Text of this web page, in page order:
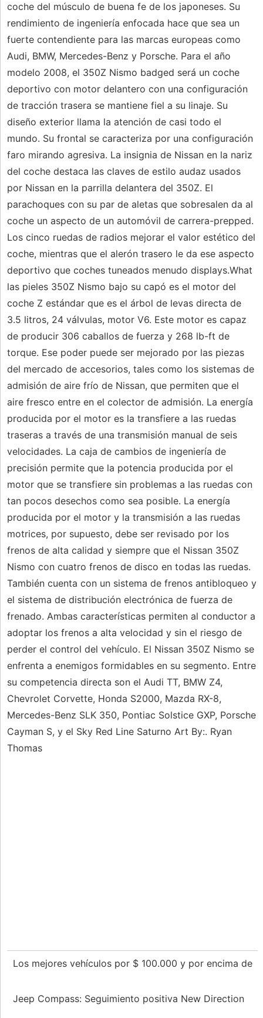
coche del músculo de buena fe de los japoneses. Su
rendimiento de ingeniería enfocada hace que sea un
fuerte contendiente para las marcas europeas como
Audi, BMW, Mercedes-Benz y Porsche. Para el año
modelo 2008, el 350Z Nismo badged será un coche
deportivo con motor delantero con una configuración
de tracción trasera se mantiene fiel a su linaje. Su
diseño exterior llama la atención de casi todo el
mundo. Su frontal se caracteriza por una configuración
faro mirando agresiva. La insignia de Nissan en la nariz
del coche destaca las claves de estilo audaz usados ​​
por Nissan en la parrilla delantera del 350Z. El
parachoques con su par de aletas que sobresalen da al
coche un aspecto de un automóvil de carrera-prepped.
Los cinco ruedas de radios mejorar el valor estético del
coche, mientras que el alerón trasero le da ese aspecto
deportivo que coches tuneados menudo displays.What
las pieles 350Z Nismo bajo su capó es el motor del
coche Z estándar que es el árbol de levas directa de
3.5 litros, 24 válvulas, motor V6. Este motor es capaz
de producir 306 caballos de fuerza y ​​268 lb-ft de
torque. Ese poder puede ser mejorado por las piezas
del mercado de accesorios, tales como los sistemas de
admisión de aire frío de Nissan, que permiten que el
aire fresco entre en el colector de admisión. La energía
producida por el motor es la transfiere a las ruedas
traseras a través de una transmisión manual de seis
velocidades. La caja de cambios de ingeniería de
precisión permite que la potencia producida por el
motor que se transfiere sin problemas a las ruedas con
tan pocos desechos como sea posible. La energía
producida por el motor y la transmisión a las ruedas
motrices, por supuesto, debe ser revisado por los
frenos de alta calidad y siempre que el Nissan 350Z
Nismo con cuatro frenos de disco en todas las ruedas.
También cuenta con un sistema de frenos antibloqueo y
el sistema de distribución electrónica de fuerza de
frenado. Ambas características permiten al conductor a
adoptar los frenos a alta velocidad y sin el riesgo de
perder el control del vehículo. El Nissan 350Z Nismo se
enfrenta a enemigos formidables en su segmento. Entre
su competencia directa son el Audi TT, BMW Z4,
Chevrolet Corvette, Honda S2000, Mazda RX-8,
Mercedes-Benz SLK 350, Pontiac Solstice GXP, Porsche
Cayman S, y el Sky Red Line Saturno Art By:. Ryan
Thomas
Los mejores vehículos por $ 100.000 y por encima de
Jeep Compass: Seguimiento positiva New Direction